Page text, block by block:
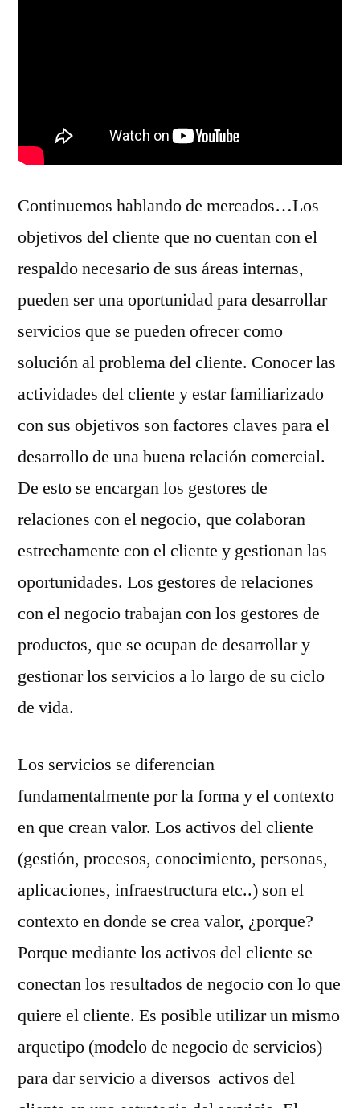
Continuemos hablando de mercados…Los
objetivos del cliente que no cuentan con el
respaldo necesario de sus áreas internas,
pueden ser una oportunidad para desarrollar
servicios que se pueden ofrecer como
solución al problema del cliente. Conocer las
actividades del cliente y estar familiarizado
con sus objetivos son factores claves para el
desarrollo de una buena relación comercial.
De esto se encargan los gestores de
relaciones con el negocio, que colaboran
estrechamente con el cliente y gestionan las
oportunidades. Los gestores de relaciones
con el negocio trabajan con los gestores de
productos, que se ocupan de desarrollar y
gestionar los servicios a lo largo de su ciclo
de vida.
Los servicios se diferencian
fundamentalmente por la forma y el contexto
en que crean valor. Los activos del cliente
(gestión, procesos, conocimiento, personas,
aplicaciones, infraestructura etc..) son el
contexto en donde se crea valor, ¿porque?
Porque mediante los activos del cliente se
conectan los resultados de negocio con lo que
quiere el cliente. Es posible utilizar un mismo
arquetipo (modelo de negocio de servicios)
para dar servicio a diversos activos del